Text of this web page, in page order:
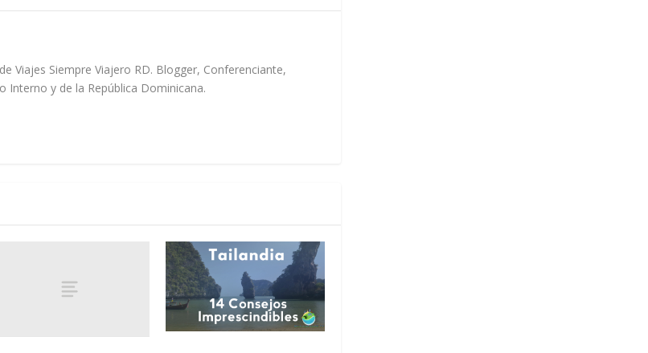
Viajes Siempre Viajero RD. Blogger, Conferenciante,
Interno y de la República Dominicana.